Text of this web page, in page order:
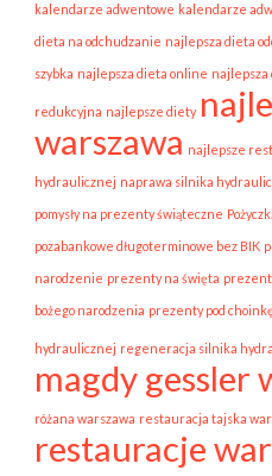
kalendarze adwentowe kalendarze
dieta na odchudzanie najlepsza dieta
szybka najlepsza dieta online najlepsza
redukcyjna najlepsze diety
warszawa najlepsze
hydraulicznej naprawa silnika
pomysły na prezenty świąteczne
pozabankowe długoterminowe bez BIK
narodzenie prezenty na święta
bożego narodzenia prezenty pod
hydraulicznej regeneracja silnika
magdy gessler
różana warszawa restauracja tajska
restauracje